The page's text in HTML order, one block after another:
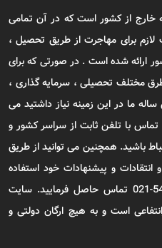
خارج از کشور است که در آن تمامی
لازم برای مهاجرت از طریق تحصیل ،
ارائه شده است . در صورتی که برای
مختلف تحصیلی ، سرمایه گذاری ،
ما در این زمینه نیاز داشتید می
با شماره تلفن 9099075305 ( تماس با تلفن ثابت از سراسر کشور و
ریال ) در ارتباط باشید. همچنین می توانید از طریق
انتقادات و پیشنهادات خود استفاده
نموده و یا با شماره تلفن 54787700-021 تماس حاصل فرمایید. سایت
است و به هیچ ارگان دولتی و